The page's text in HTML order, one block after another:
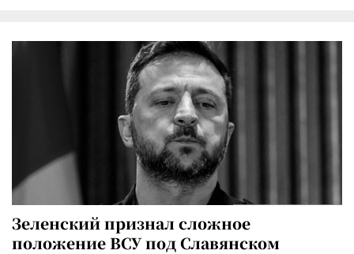
Зеленский признал сложное
положение ВСУ под Славянском